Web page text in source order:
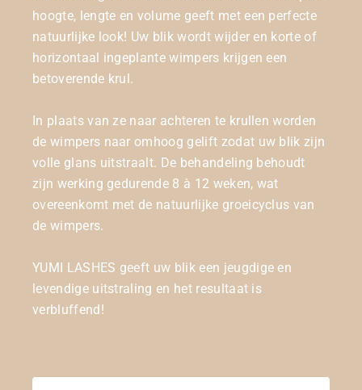
hoogte, lengte en volume geeft met een perfecte
natuurlijke look! Uw blik wordt wijder en korte of
horizontaal ingeplante wimpers krijgen een
betoverende krul.
In plaats van ze naar achteren te krullen worden
de wimpers naar omhoog gelift zodat uw blik zijn
volle glans uitstraalt. De behandeling behoudt
zijn werking gedurende 8 à 12 weken, wat
overeenkomt met de natuurlijke groeicyclus van
de wimpers.
YUMI LASHES geeft uw blik een jeugdige en
levendige uitstraling en het resultaat is
verbluffend!